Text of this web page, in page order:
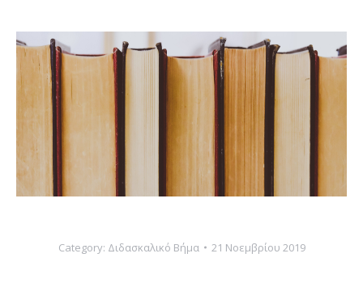
Category: Διδασκαλικό Βήμα 21 Νοεμβρίου 2019